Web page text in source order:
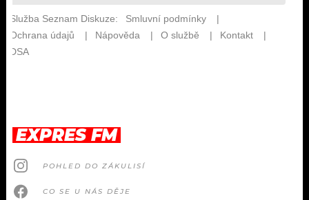
EXPRES FM
POHLED DO ZÁKULISÍ
CO SE U NÁS DĚJE